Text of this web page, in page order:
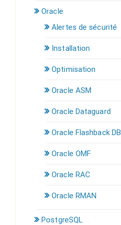
Oracle
Alertes de sécurité
Installation
Optimisation
Oracle ASM
Oracle Dataguard
Oracle Flashback DB
Oracle OMF
Oracle RAC
Oracle RMAN
PostgreSQL